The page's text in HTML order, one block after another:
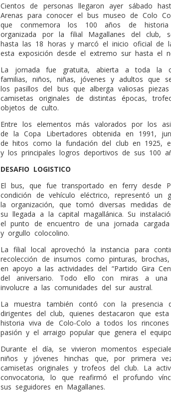
Cientos de personas llegaron ayer sábado
Arenas para conocer el bus museo de Colo
que conmemora los 100 años de
organizada por la filial Magallanes del club,
hasta las 18 horas y marcó el inicio oficial de
esta exposición desde el extremo sur hasta el
La jornada fue gratuita, abierta a toda la
familias, niños, niñas, jóvenes y adultos que
los pasillos del bus que alberga valiosas
camisetas originales de distintas épocas,
objetos de culto.
Entre los elementos más valorados por los
de la Copa Libertadores obtenida en 1991,
de hitos como la fundación del club en 1925,
y los principales logros deportivos de sus 100
DESAFIO LOGISTICO
El bus, que fue transportado en ferry desde
condición de vehículo eléctrico, representó un
la organización, que tomó diversas medidas
su llegada a la capital magallánica. Su
el punto de encuentro de una jornada
y orgullo colocolino.
La filial local aprovechó la instancia para
recolección de insumos como pinturas,
en apoyo a las actividades del “Partido Gira
del aniversario. Todo ello con miras a una
involucre a las comunidades del sur austral.
La muestra también contó con la presencia
dirigentes del club, quienes destacaron que
historia viva de Colo-Colo a todos los
pasión y el arraigo popular que genera el
Durante el día, se vivieron momentos
niños y jóvenes hinchas que, por primera
camisetas originales y trofeos del club. La
convocatoria, lo que reafirmó el profundo
sus seguidores en Magallanes.